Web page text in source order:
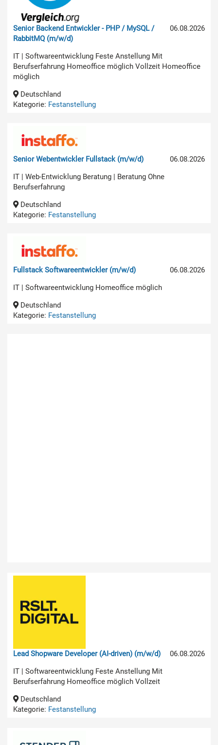
06.08.2026
Senior Backend Entwickler - PHP / MySQL /
RabbitMQ (m/w/d)
IT | Softwareentwicklung Feste Anstellung Mit
Berufserfahrung Homeoffice möglich Vollzeit Homeoffice
möglich
Deutschland
Kategorie: Festanstellung
06.08.2026
Senior Webentwickler Fullstack (m/w/d)
IT | Web-Entwicklung Beratung | Beratung Ohne
Berufserfahrung
Deutschland
Kategorie: Festanstellung
06.08.2026
Fullstack Softwareentwickler (m/w/d)
IT | Softwareentwicklung Homeoffice möglich
Deutschland
Kategorie: Festanstellung
06.08.2026
Lead Shopware Developer (AI-driven) (m/w/d)
IT | Softwareentwicklung Feste Anstellung Mit
Berufserfahrung Homeoffice möglich Vollzeit
Deutschland
Kategorie: Festanstellung